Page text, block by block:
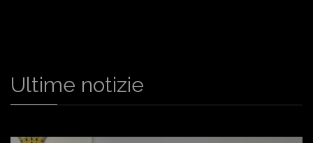
Ultime notizie